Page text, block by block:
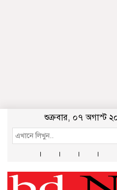
শুক্রবার, ০৭ অগাস্ট